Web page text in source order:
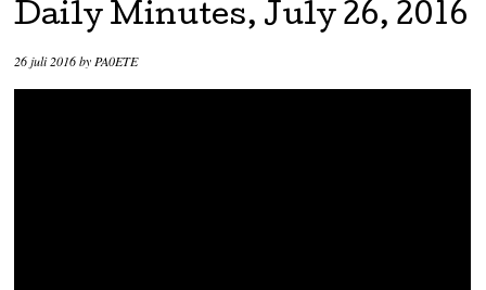
Daily Minutes, July 26, 2016
26 juli 2016by PA0ETE